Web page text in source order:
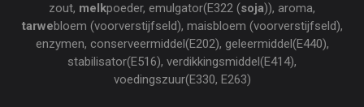
zout, melkpoeder, emulgator(E322 (soja)), aroma,
tarwebloem (voorverstijfseld), maisbloem (voorverstijfseld),
enzymen, conserveermiddel(E202), geleermiddel(E440),
stabilisator(E516), verdikkingsmiddel(E414),
voedingszuur(E330, E263)